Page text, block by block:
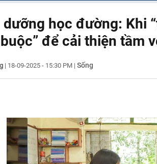
giường bệnh, vừa được
00:05
56 mã chứng khoán bị
00:03
Một doanh nghiệp Việt
năm 2026, lợi nhuận tăng
Chứng khoán Vietcap dự
ngay trong tháng 8
Nắm trong tay Điện Máy
Khám xét ngôi nhà cổ,
5 thỏi vàng giấu trong
23:28
4 dấu hiệu nhận biết ngôi
23:12
Quốc gia có lượng khách
dưỡng học đường: Khi
để cải thiện tầm
| 18-09-2025 - 15:30 PM | Sống